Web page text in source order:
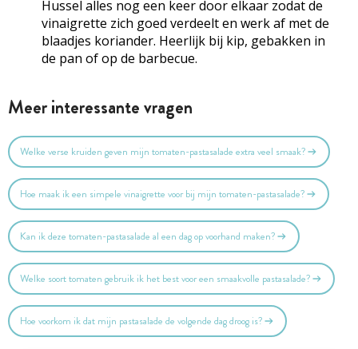
Hussel alles nog een keer door elkaar zodat de
vinaigrette zich goed verdeelt en werk af met de
blaadjes koriander. Heerlijk bij kip, gebakken in
de pan of op de barbecue.
Meer interessante vragen
Welke verse kruiden geven mijn tomaten-pastasalade extra veel smaak?
Hoe maak ik een simpele vinaigrette voor bij mijn tomaten-pastasalade?
Kan ik deze tomaten-pastasalade al een dag op voorhand maken?
Welke soort tomaten gebruik ik het best voor een smaakvolle pastasalade?
Hoe voorkom ik dat mijn pastasalade de volgende dag droog is?